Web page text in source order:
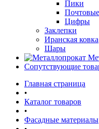
Пики
Цифры
Заклепки
Иранская ковка
Шары
Сопутствующие
Главная страница
•
Каталог товаров
•
Фасадные материалы